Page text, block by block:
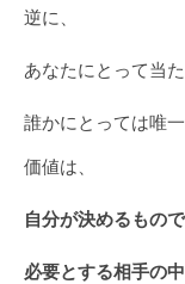
逆に、
あなたにとって当
誰かにとっては唯
価値は、
自分が決めるもので
必要とする相手の